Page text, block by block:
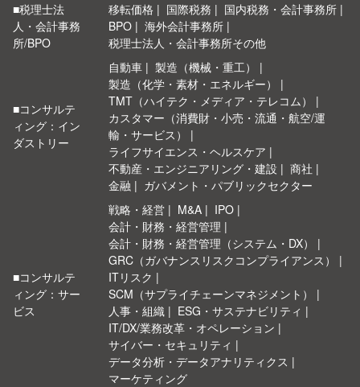
■税理士法
人・会計事務
所/BPO
移転価格 国際税務
国内税務・会計事務所
BPO
海外会計事務所
税理士法人・会計事務所その他
■コンサルテ
ィング：イン
ダストリー
自動車
製造（機械・重工）
製造（化学・素材・エネルギー）
TMT（ハイテク・メディア・テレコム）
カスタマー（消費財・小売・流通・航空/運
輸・サービス）
ライフサイエンス・ヘルスケア
不動産・エンジニアリング・建設
商社
金融
ガバメント・パブリックセクター
■コンサルテ
ィング：サー
ビス
戦略・経営 M&A
IPO
会計・財務・経営管理
会計・財務・経営管理（システム・DX）
GRC（ガバナンスリスクコンプライアンス）
ITリスク
SCM（サプライチェーンマネジメント）
人事・組織
ESG・サステナビリティ
IT/DX/業務改革・オペレーション
サイバー・セキュリティ
データ分析・データアナリティクス
マーケティング